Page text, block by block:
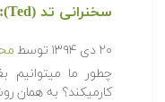
سخنرانی تد (Ted): یک نقشه از مغز + لینک دانلود
۲۰ دی ۱۳۹۴ توسط
چطور ما میتوانیم
کارمیکند؟ به همان